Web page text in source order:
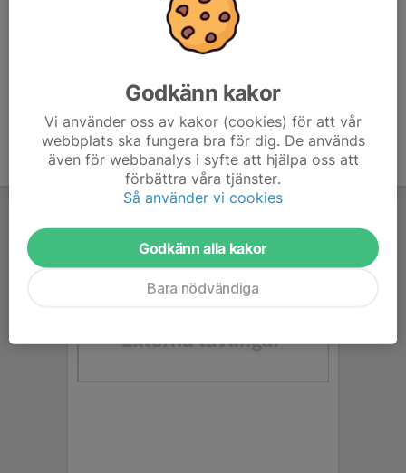
Godkänn kakor
Vi använder oss av kakor (cookies) för att vår
webbplats ska fungera bra för dig. De används
även för webbanalys i syfte att hjälpa oss att
förbättra våra tjänster.
Så använder vi cookies
Godkänn alla kakor
Bara nödvändiga